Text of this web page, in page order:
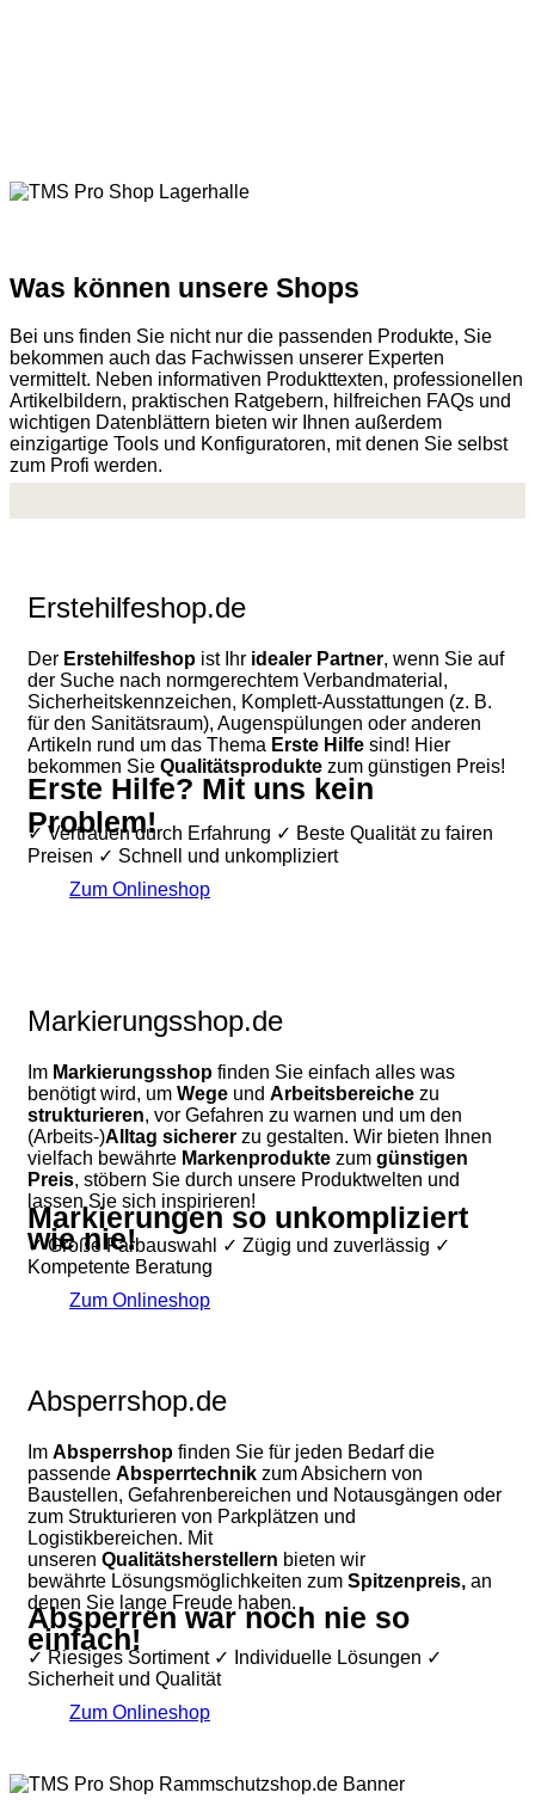
Was können unsere Shops
Bei uns finden Sie nicht nur die passenden Produkte, Sie
bekommen auch das Fachwissen unserer Experten
vermittelt. Neben informativen Produkttexten, professionellen
Artikelbildern, praktischen Ratgebern, hilfreichen FAQs und
wichtigen Datenblättern bieten wir Ihnen außerdem
einzigartige Tools und Konfiguratoren, mit denen Sie selbst
zum Profi werden.
Erstehilfeshop.de
Der Erstehilfeshop ist Ihr idealer Partner, wenn Sie auf
der Suche nach normgerechtem Verbandmaterial,
Sicherheitskennzeichen, Komplett-Ausstattungen (z. B.
für den Sanitätsraum), Augenspülungen oder anderen
Artikeln rund um das Thema Erste Hilfe sind! Hier
bekommen Sie Qualitätsprodukte zum günstigen Preis!
Erste Hilfe? Mit uns kein
Problem!
✓ Vertrauen durch Erfahrung ✓ Beste Qualität zu fairen
Preisen ✓ Schnell und unkompliziert
Zum Onlineshop
Markierungsshop.de
Im Markierungsshop finden Sie einfach alles was
benötigt wird, um Wege und Arbeitsbereiche zu
strukturieren, vor Gefahren zu warnen und um den
(Arbeits-)Alltag sicherer zu gestalten. Wir bieten Ihnen
vielfach bewährte Markenprodukte zum günstigen
Preis, stöbern Sie durch unsere Produktwelten und
lassen Sie sich inspirieren!
Markierungen so unkompliziert
wie nie!
✓ Große Farbauswahl ✓ Zügig und zuverlässig ✓
Kompetente Beratung
Zum Onlineshop
Absperrshop.de
Im Absperrshop finden Sie für jeden Bedarf die
passende Absperrtechnik zum Absichern von
Baustellen, Gefahrenbereichen und Notausgängen oder
zum Strukturieren von Parkplätzen und
Logistikbereichen. Mit
unseren Qualitätsherstellern bieten wir
bewährte Lösungsmöglichkeiten zum Spitzenpreis, an
denen Sie lange Freude haben.
Absperren war noch nie so
einfach!
✓ Riesiges Sortiment ✓ Individuelle Lösungen ✓
Sicherheit und Qualität
Zum Onlineshop